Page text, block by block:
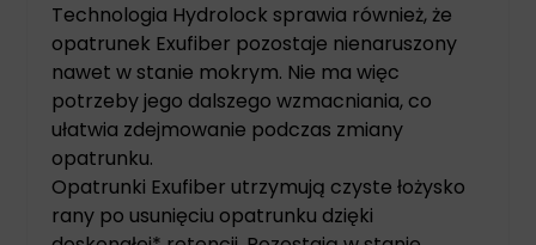
Technologia Hydrolock sprawia również, że
opatrunek Exufiber pozostaje nienaruszony
nawet w stanie mokrym. Nie ma więc
potrzeby jego dalszego wzmacniania, co
ułatwia zdejmowanie podczas zmiany
opatrunku.
Opatrunki Exufiber utrzymują czyste łożysko
rany po usunięciu opatrunku dzięki